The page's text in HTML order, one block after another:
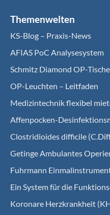
Themenwelten
KS-Blog – Praxis-News
AFIAS PoC Analysesystem
Schmitz Diamond OP-Tische
OP-Leuchten – Leitfaden
Medizintechnik flexibel
Affenpocken-
Clostridioides difficile
Getinge Ambulantes
Fuhrmann
Ein System für die
Koro­nare Herz­krank­heit